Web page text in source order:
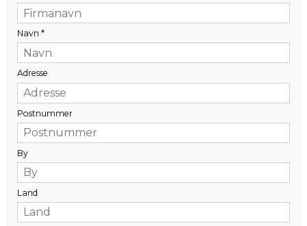
Navn *
Adresse
Postnummer
By
Land